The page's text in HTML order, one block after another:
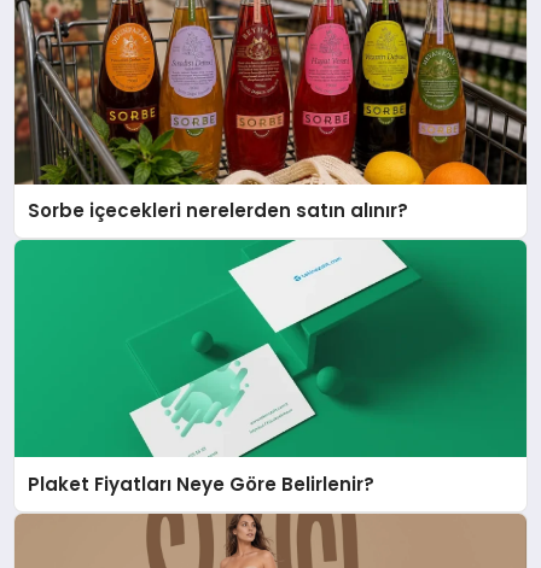
Sorbe içecekleri nerelerden satın alınır?
Plaket Fiyatları Neye Göre Belirlenir?